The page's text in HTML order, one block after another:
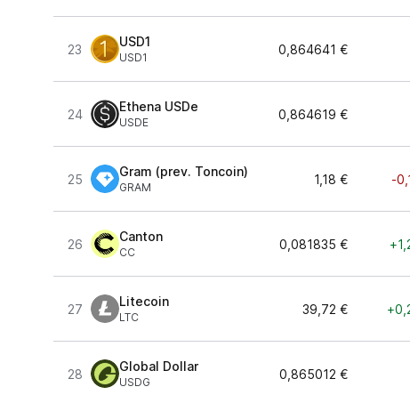
23
USD1
USD1
0,864641 €
24
Ethena USDe
USDE
0,864619 €
25
Gram (prev. Toncoin)
GRAM
1,18 € -
26
Canton
CC
0,081835 €
27
Litecoin
LTC
39,72 €
28
Global Dollar
USDG
0,865012 €